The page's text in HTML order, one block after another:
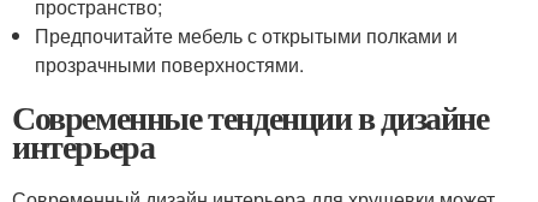
пространство;
Предпочитайте мебель с открытыми полками и
прозрачными поверхностями.
Современные тенденции в дизайне
интерьера